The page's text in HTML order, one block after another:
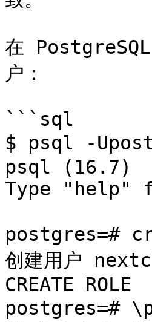
在 PostgreSQL
户：
```sql
$ psql -
psql (16.7)
Type "help"
postgres=#
创建用户
CREATE ROLE
postgres=#